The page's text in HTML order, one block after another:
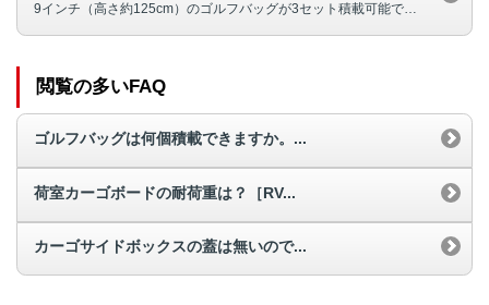
9インチ（高さ約125cm）のゴルフバッグが3セット積載可能です。 ゴル...
閲覧の多いFAQ
ゴルフバッグは何個積載できますか。...
荷室カーゴボードの耐荷重は？［RV...
カーゴサイドボックスの蓋は無いので...